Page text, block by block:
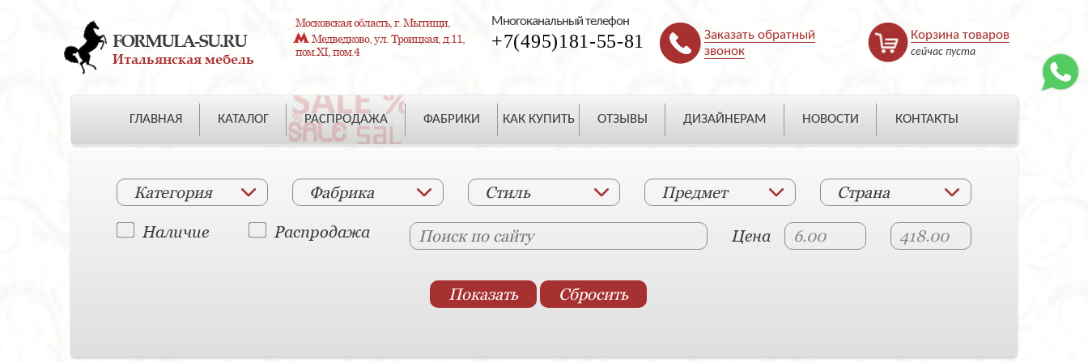
FORMULA-SU.RU
Итальянская мебель
Московская область, г. Мытищи,
Медведково, ул. Троицкая, д.11,
пом.XI, пом.4
Многоканальный телефон
+7(495)181-55-81
Заказать обратный
звонок
Корзина товаров
сейчас пуста
ГЛАВНАЯ КАТАЛОГ РАСПРОДАЖА ФАБРИКИ КАК КУПИТЬ ОТЗЫВЫ ДИЗАЙНЕРАМ НОВОСТИ КОНТАКТЫ
Категория Фабрика Стиль Предмет Страна
Наличие Распродажа Цена